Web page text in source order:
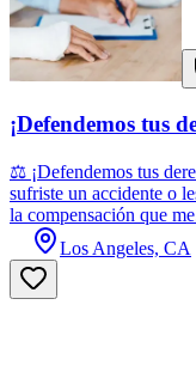
¡Defendemos tus
⚖️ ¡Defendemos tus
sufriste un accidente o
la compensación que
Los Angeles, CA